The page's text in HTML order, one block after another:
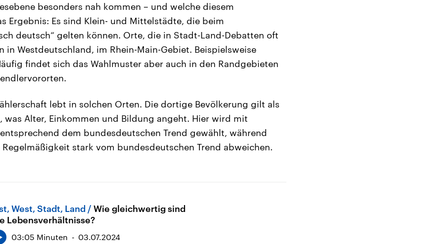
besonders nah kommen – und welche diesem
Ergebnis: Es sind Klein- und Mittelstädte, die beim
deutsch“ gelten können. Orte, die in Stadt-Land-Debatten oft
in Westdeutschland, im Rhein-Main-Gebiet. Beispielsweise
findet sich das Wahlmuster aber auch in den Randgebieten
lebt in solchen Orten. Die dortige Bevölkerung gilt als
Alter, Einkommen und Bildung angeht. Hier wird mit
dem bundesdeutschen Trend gewählt, während
stark vom bundesdeutschen Trend abweichen.
West, Stadt, Land
Wie gleichwertig sind
Lebensverhältnisse?
03:05 Minuten 03.07.2024